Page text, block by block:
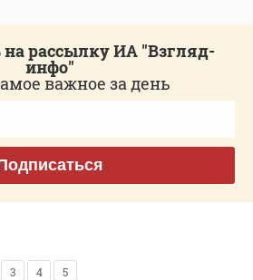
рассылку ИА "Взгляд-
инфо"
важное за день
3 4 5